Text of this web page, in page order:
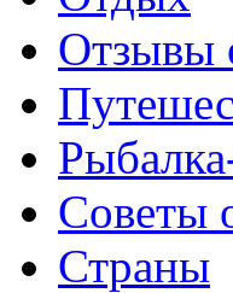
Отзывы
Советы
Страны